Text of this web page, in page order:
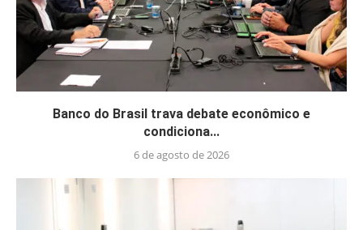
Banco do Brasil trava debate econômico e
condiciona...
6 de agosto de 2026